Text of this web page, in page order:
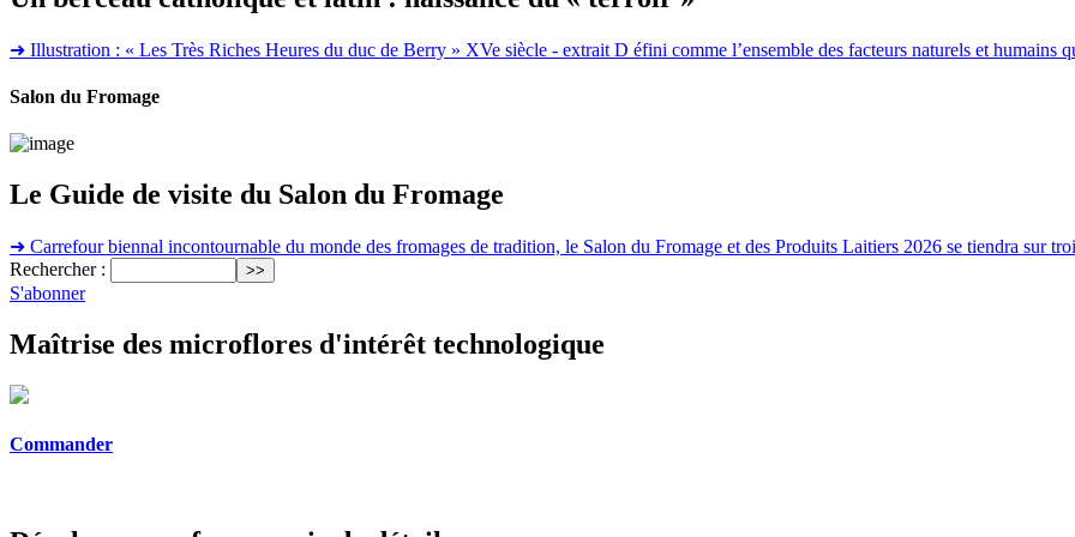
➜ Illustration : « Les Très Riches Heures du duc de Berry » XVe siècle - extrait D éfini comme l’ensemble des facteurs naturels et humains
Salon du Fromage
Le Guide de visite du Salon du Fromage
➜ Carrefour biennal incontournable du monde des fromages de tradition, le Salon du Fromage et des Produits Laitiers 2026 se tiendra sur
Rechercher :
S'abonner
Maîtrise des microflores d'intérêt technologique
Commander